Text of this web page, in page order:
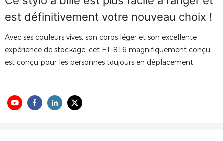
est définitivement votre nouveau choix !
Avec ses couleurs vives, son corps léger et son excellente
expérience de stockage, cet ET-816 magnifiquement conçu
est conçu pour les personnes toujours en déplacement.